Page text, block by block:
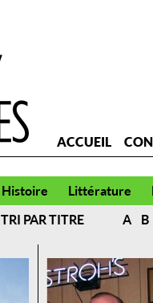
ACCUEIL
Histoire Littérature
TRI PAR TITRE A B